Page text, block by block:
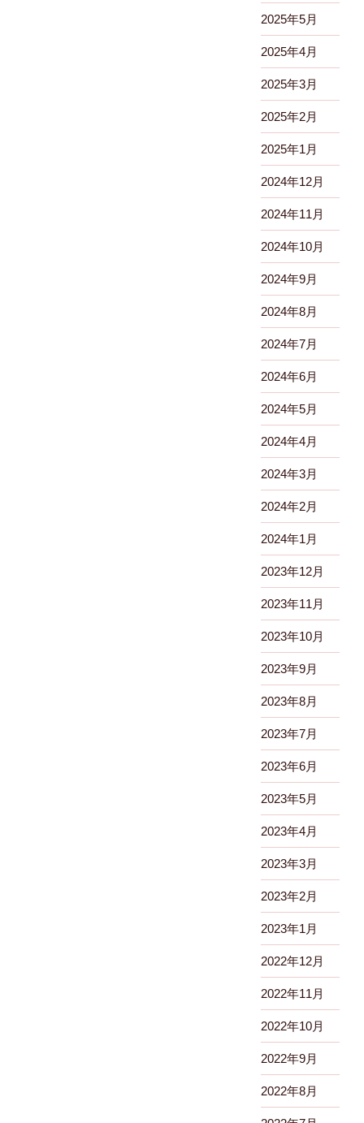
2025年5月
2025年4月
2025年3月
2025年2月
2025年1月
2024年12月
2024年11月
2024年10月
2024年9月
2024年8月
2024年7月
2024年6月
2024年5月
2024年4月
2024年3月
2024年2月
2024年1月
2023年12月
2023年11月
2023年10月
2023年9月
2023年8月
2023年7月
2023年6月
2023年5月
2023年4月
2023年3月
2023年2月
2023年1月
2022年12月
2022年11月
2022年10月
2022年9月
2022年8月